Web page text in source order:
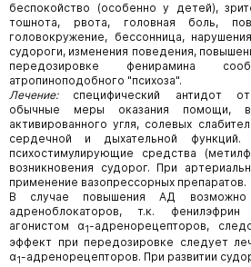
беспокойство (особенно у детей),
тошнота, рвота, головная боль,
головокружение, бессонница,
судороги, изменения поведения,
передозировке фенирамина
атропиноподобного "психоза".
Лечение:специфический антидот
обычные меры оказания помощи,
активированного угля, солевых
сердечной и дыхательной функций.
психостимулирующие средства
возникновения судорог. При
применение вазопрессорных препаратов.
В случае повышения АД
адреноблокаторов, т.к. фенилэфрин
агонистом α1-адренорецепторов,
эффект при передозировке следует
α1-адренорецепторов. При развитии